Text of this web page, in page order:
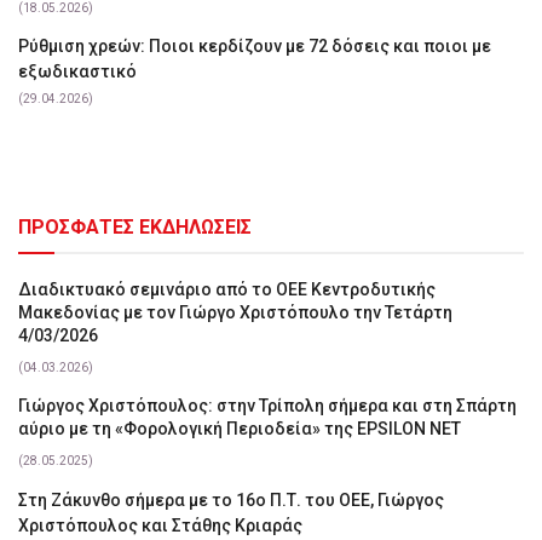
(18.05.2026)
Ρύθμιση χρεών: Ποιοι κερδίζουν με 72 δόσεις και ποιοι με
εξωδικαστικό
(29.04.2026)
ΠΡΟΣΦΑΤΕΣ ΕΚΔΗΛΩΣΕΙΣ
Διαδικτυακό σεμινάριο από το ΟΕΕ Κεντροδυτικής
Μακεδονίας με τον Γιώργο Χριστόπουλο την Τετάρτη
4/03/2026
(04.03.2026)
Γιώργος Χριστόπουλος: στην Τρίπολη σήμερα και στη Σπάρτη
αύριο με τη «Φορολογική Περιοδεία» της EPSILON NET
(28.05.2025)
Στη Ζάκυνθο σήμερα με το 16ο Π.Τ. του ΟΕΕ, Γιώργος
Χριστόπουλος και Στάθης Κριαράς